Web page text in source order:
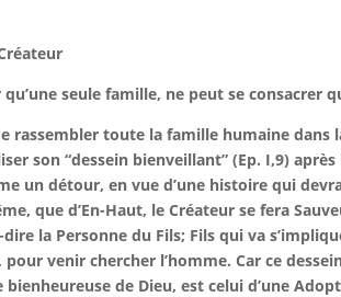
seule famille, ne peut se consacrer
rassembler toute la famille humaine dans
son “dessein bienveillant” (Ep. I,9)
un détour, en vue d’une histoire qui
que d’En-Haut, le Créateur se fera
la Personne du Fils; Fils qui va
venir chercher l’homme. Car ce
de Dieu, est celui d’une